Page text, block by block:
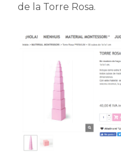
de la Torre Rosa.